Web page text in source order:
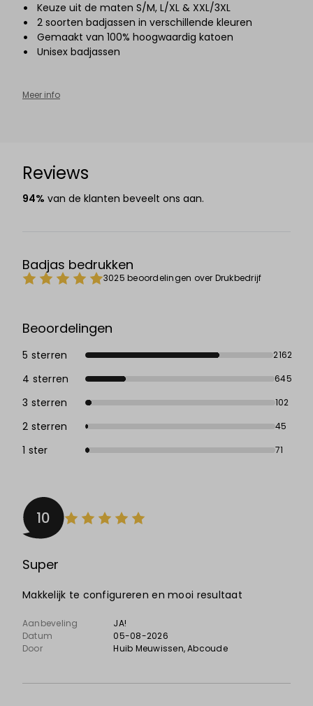
Keuze uit de maten S/M, L/XL & XXL/3XL
2 soorten badjassen in verschillende kleuren
Gemaakt van 100% hoogwaardig katoen
Unisex badjassen
Meer info
Reviews
94% van de klanten beveelt ons aan.
Badjas bedrukken
3025 beoordelingen over Drukbedrijf
Beoordelingen
5 sterren 2162
4 sterren 645
3 sterren 102
2 sterren 45
1 ster 71
10
Super
Makkelijk te configureren en mooi resultaat
Aanbeveling
JA!
Datum
05-08-2026
Door
Huib Meuwissen, Abcoude